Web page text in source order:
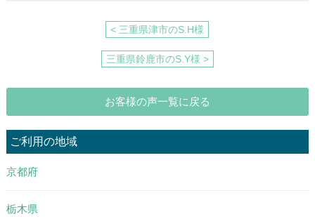
< 三重県津市のS.H様
三重県鈴鹿市のS.Y様 >
お客様の声一覧に戻る
ご利用の地域
京都府
栃木県